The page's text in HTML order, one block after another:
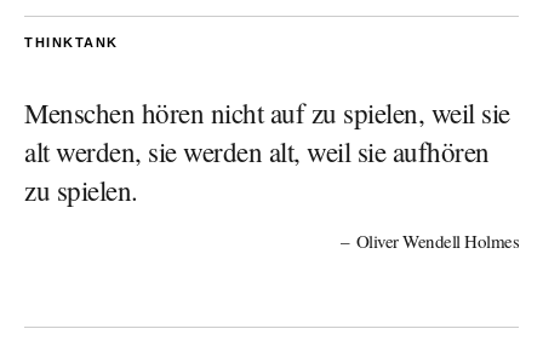
THINKTANK
Menschen hören nicht auf zu spielen, weil sie
alt werden, sie werden alt, weil sie aufhören
zu spielen.
Oliver Wendell Holmes